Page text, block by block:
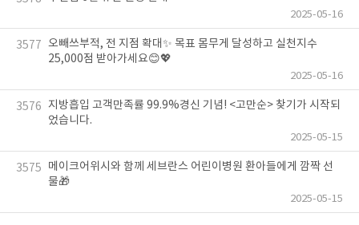
2025-05-16
3577 오빼쓰부적, 전 지점 확대✨ 목표 몸무게 달성하고 실천지수
25,000점 받아가세요😊💖
2025-05-16
3576 지방흡입 고객만족률 99.9%경신 기념! <고만순> 찾기가 시작되
었습니다.
2025-05-15
3575
메이크어위시와 함께 세브란스 어린이병원 환아들에게 깜짝 선
물🎁
2025-05-15